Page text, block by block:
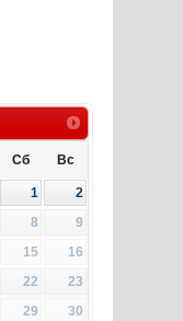
Сб Вс
1
2
8
9
15
16
22
23
29
30